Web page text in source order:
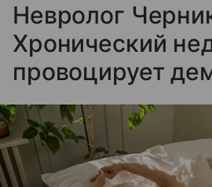
Невролог
Хронический
провоцирует